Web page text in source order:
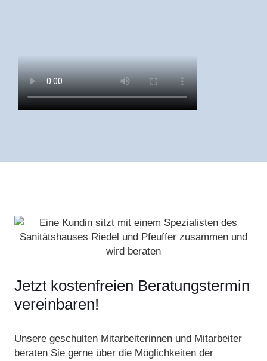
Jetzt kostenfreien Beratungstermin
vereinbaren!
Unsere geschulten Mitarbeiterinnen und Mitarbeiter
beraten Sie gerne über die Möglichkeiten der